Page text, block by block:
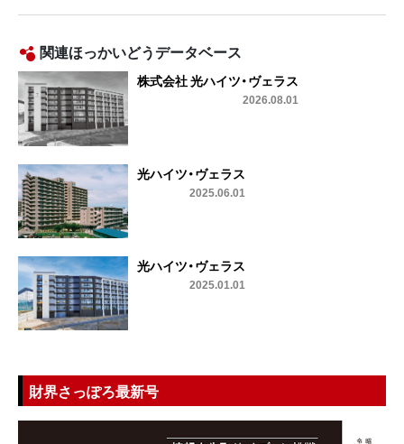
関連ほっかいどうデータベース
株式会社 光ハイツ・ヴェラス
2026.08.01
光ハイツ・ヴェラス
2025.06.01
光ハイツ・ヴェラス
2025.01.01
財界さっぽろ最新号